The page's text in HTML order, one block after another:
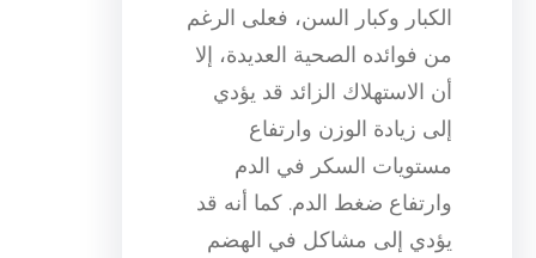
الكبار وكبار السن، فعلى الرغم
من فوائده الصحية العديدة، إلا
أن الاستهلاك الزائد قد يؤدي
إلى زيادة الوزن وارتفاع
مستويات السكر في الدم
وارتفاع ضغط الدم. كما أنه قد
يؤدي إلى مشاكل في الهضم